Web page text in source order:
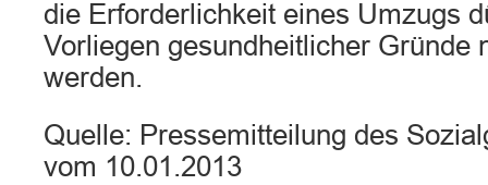
die Erforderlichkeit eines Umzugs
Vorliegen gesundheitlicher Gründe
werden.
Quelle: Pressemitteilung des
vom 10.01.2013